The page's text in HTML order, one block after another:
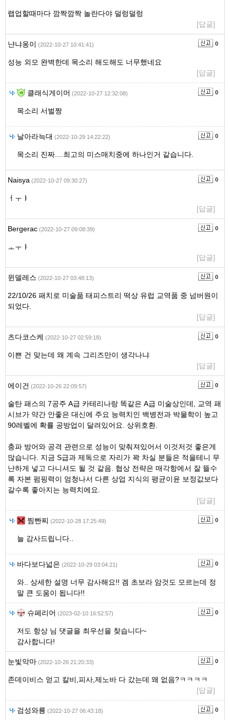
랩업할때마다 깜짝깜짝 놀란다야 덜렁덜렁
[답글]
냔냐옹이 (2022-10-27 10:41:41) 0
성능 외모 완벽한데 목소리 해도해도 너무했네요
[답글]
클래식게이머 (2022-10-27 12:32:08) 0
목소리 서벌짱
날아라늑대 (2022-10-29 14:22:22) 0
목소리 진짜....최고의 미스매치중에 하나인거 같습니다.
Naisya (2022-10-27 09:30:27) 0
ㅓㅜㅑ
[답글]
Bergerac (2022-10-27 09:08:39) 0
ㅗㅜㅑ
[답글]
윈델레스 (2022-10-27 03:48:13) 0
22/10/26 패치로 미술품 태피스트리 떡상 유럽 교역품 중 넘버원이
되었다.
[답글]
츠다코스케 (2022-10-27 02:59:18) 0
이쁜 건 맞는데 왜 계속 그리즈만이 생각나냐
[답글]
에이건 (2022-10-26 22:09:57) 0
술탄 패스의 7공주 A급 카테리나랑 똑같은 A급 미술상인데, 교역 패
시브가 약간 안좋은 대신에 주요 능력치인 백병전과 박물학이 높고
90레벨에 확률 공방업이 달려있어요. 상위호환.
충파 방어와 공격 관련으로 성능이 맞춰져있어서 이것저것 좋은게
많습니다. 지금 S급과 제독으로 자리가 꽉 차실 분들은 적을테니 무
난하게 넣고 다니셔도 될 것 같음. 협상 전략은 매각항에서 잘 뜰수
록 자본 펌핑력이 엄청나서 다른 상업 지식의 평균이윤 보정값보다
갈수록 좋아지는 능력치에요.
[답글]
찜빤찌 (2022-10-28 17:25:49) 0
늘 감사드립니다..
바다보다넓은 (2022-10-29 03:04:21) 0
와.. 상세한 설명 너무 감사해요!! 겜 초보라 암것도 모르는데 정
말 큰 도움이 됩니다!!
슈페리어 (2023-02-10 16:52:57) 0
저도 항상 님 댓글을 최우선을 찾습니다~
감사합니다!
눈빛악마 (2022-10-26 21:20:33) 0
존데이비스 얻고 칼비,피사,제노바 다 갔는데 왜 없음?ㅋㅋㅋㅋ
[답글]
검성와룡 (2022-10-27 06:43:18) 0